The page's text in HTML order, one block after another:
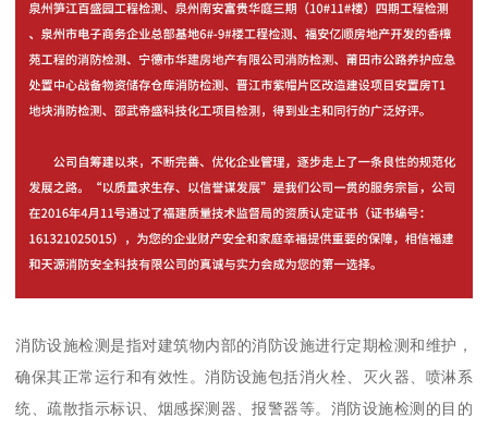
消防设施检测是指对建筑物内部的消防设施进行定期检测和维护，
确保其正常运行和有效性。消防设施包括消火栓、灭火器、喷淋系
统、疏散指示标识、烟感探测器、报警器等。消防设施检测的目的